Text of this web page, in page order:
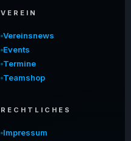
VEREIN
Vereinsnews
Events
Termine
Teamshop
RECHTLICHES
Impressum